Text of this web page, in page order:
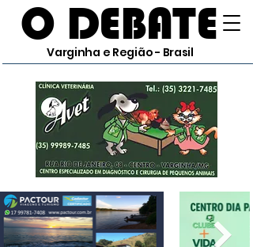
O DEBATE
Varginha e Região - Brasil